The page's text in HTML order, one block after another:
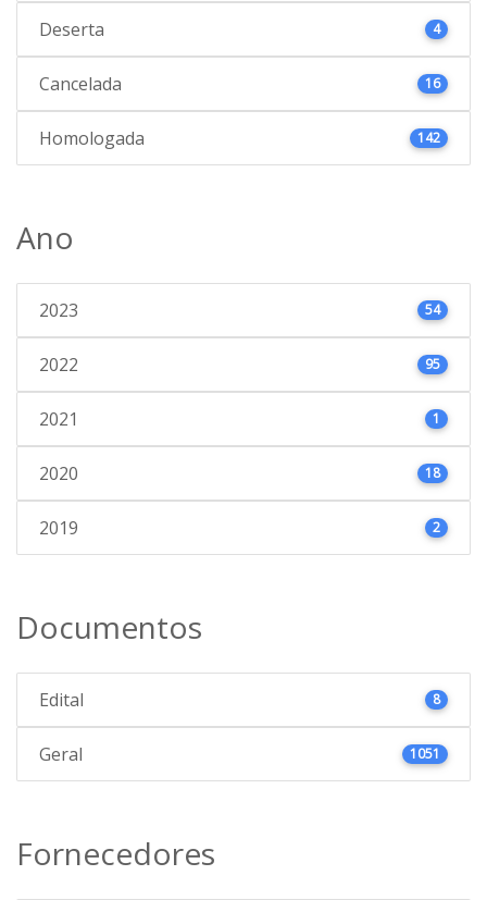
Deserta 4
Cancelada 16
Homologada 142
Ano
2023 54
2022 95
2021 1
2020 18
2019 2
Documentos
Edital 8
Geral 1051
Fornecedores